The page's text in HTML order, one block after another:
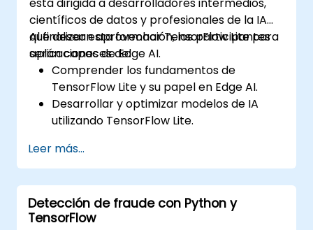
científicos de datos y profesionales de la IA
que desean aprovechar TensorFlow Lite para
aplicaciones de Edge AI.
Al finalizar esta formación, los participantes
serán capaces de:
Comprender los fundamentos de
TensorFlow Lite y su papel en Edge AI.
Desarrollar y optimizar modelos de IA
utilizando TensorFlow Lite.
en diversos dispositivos de borde.
Utilizar herramientas y técnicas para la
conversión y optimización de modelos.
Implementar aplicaciones prácticas de
Edge AI utilizando TensorFlow Lite.
Leer más...
Detección de fraude con Python y
TensorFlow